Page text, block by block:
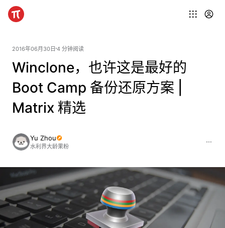
2016年06月30日 4 分钟阅读
Winclone，也许这是最好的
Boot Camp 备份还原方案 |
Matrix 精选
Yu Zhou
水利界大龄果粉